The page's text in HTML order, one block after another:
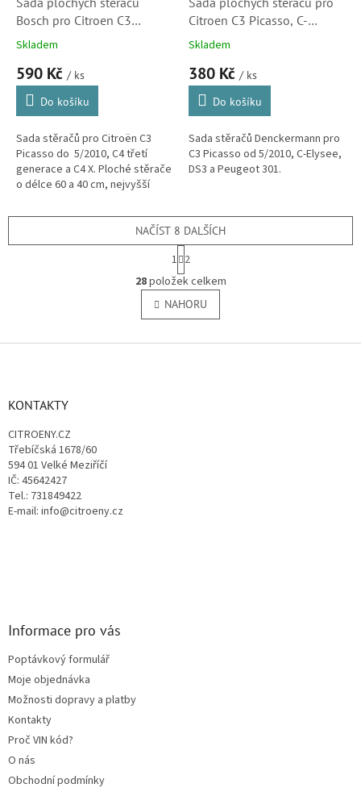
Bosch pro Citroen C3
Picasso do 5/2010, C4 20- a
Skladem
590 Kč / ks
Do košíku
Sada stěračů pro Citroën C3
Picasso do 5/2010, C4 třetí
generace a C4 X. Ploché stěrače
o délce 60 a 40 cm, nejvyšší
Doblo, Ford Kuga, Opel...
Citroen C3 Picasso, C-
Elysee, DS3 a Peugeot 301
Skladem
380 Kč / ks
Do košíku
Sada stěračů Denckermann pro
C3 Picasso od 5/2010, C-Elysee,
DS3 a Peugeot 301.
O
v
l
á
NAČÍST 8 DALŠÍCH
S
t
r
á
n
k
v
1 2
28položek celkem
NAHORU
KONTAKTY
CITROENY.CZ
Třebíčská 1678/60
594 01 Velké Meziříčí
IČ: 45642427
Tel.: 731849422
E-mail: info@citroeny.cz
Informace pro vás
Poptávkový formulář
Moje objednávka
Možnosti dopravy a platby
Kontakty
Proč VIN kód?
O nás
Obchodní podmínky